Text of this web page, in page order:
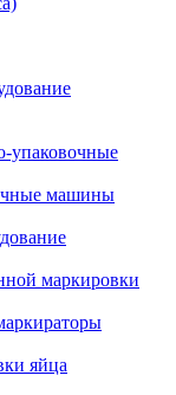
упаковочные
машины
маркировки
яйца